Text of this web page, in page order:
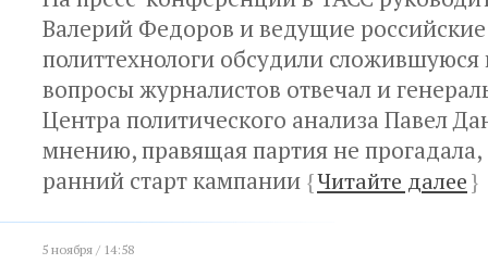
Валерий Федоров и ведущие
политтехнологи обсудили сложившуюся
вопросы журналистов отвечал и
Центра политического анализа Павел
мнению, правящая партия не прогадала,
ранний старт кампании {Читайте далее}
5 ноября / 14:58